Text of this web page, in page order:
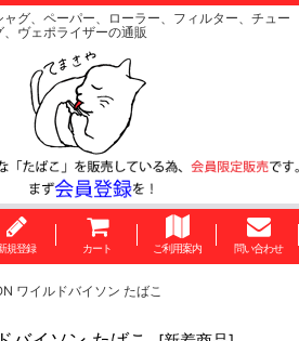
グ、ペーパー、ローラー、フィルター、チュー
、ヴェポライザーの通販
規登録 カート ご利用案内 問い合わせ
ワイルドバイソン たばこ